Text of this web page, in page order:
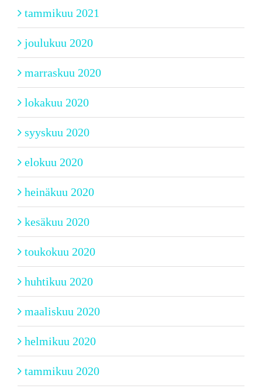
tammikuu 2021
joulukuu 2020
marraskuu 2020
lokakuu 2020
syyskuu 2020
elokuu 2020
heinäkuu 2020
kesäkuu 2020
toukokuu 2020
huhtikuu 2020
maaliskuu 2020
helmikuu 2020
tammikuu 2020